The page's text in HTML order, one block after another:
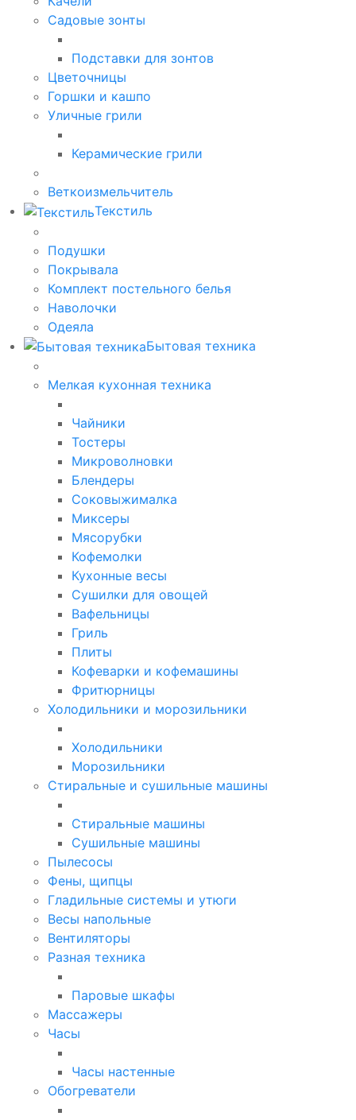
Садовые зонты
Подставки для зонтов
Цветочницы
Горшки и кашпо
Уличные грили
Керамические грили
Веткоизмельчитель
Текстиль
Подушки
Покрывала
Комплект постельного белья
Наволочки
Одеяла
Бытовая техника
Мелкая кухонная техника
Чайники
Тостеры
Микроволновки
Блендеры
Соковыжималка
Миксеры
Мясорубки
Кофемолки
Кухонные весы
Сушилки для овощей
Вафельницы
Гриль
Плиты
Кофеварки и кофемашины
Фритюрницы
Холодильники и морозильники
Холодильники
Морозильники
Стиральные и сушильные машины
Стиральные машины
Сушильные машины
Пылесосы
Фены, щипцы
Гладильные системы и утюги
Весы напольные
Вентиляторы
Разная техника
Паровые шкафы
Массажеры
Часы
Часы настенные
Обогреватели